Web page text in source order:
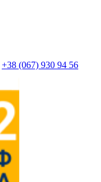
+38 (067) 930 94 56